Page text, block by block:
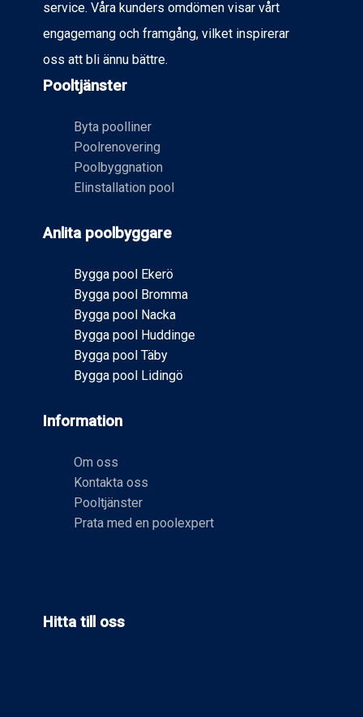
den senaste tekniken och de bästa
arbetsmetoderna. När du väljer oss kan du vara
professionella experter.
service. Våra kunders omdömen visar vårt
engagemang och framgång, vilket inspirerar
oss att bli ännu bättre.
Pooltjänster
Byta poolliner
Poolrenovering
Poolbyggnation
Elinstallation pool
Anlita poolbyggare
Bygga pool Ekerö
Bygga pool Bromma
Bygga pool Nacka
Bygga pool Huddinge
Bygga pool Täby
Bygga pool Lidingö
Information
Om oss
Kontakta oss
Pooltjänster
Prata med en poolexpert
Hitta till oss